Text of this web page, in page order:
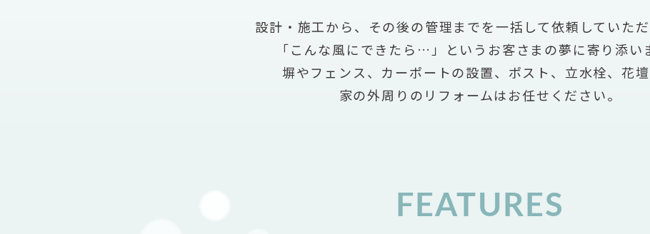
設計・施工から、その後の管理までを一括して依頼していただ
「こんな風にできたら…」
というお客さまの夢に寄り添い
塀やフェンス、カーポートの設置、 ポスト、立水栓、花
家の外周りのリフォームはお任せください。
FEATURES